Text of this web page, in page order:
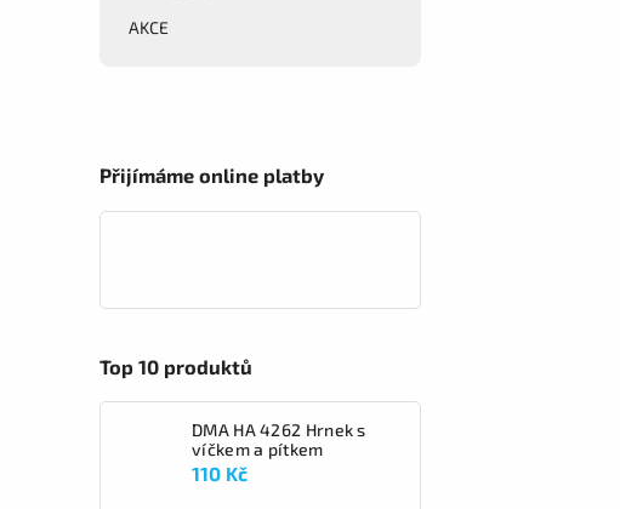
AKCE
Přijímáme online platby
Top 10 produktů
DMA HA 4262 Hrnek s
víčkem a pítkem
110 Kč